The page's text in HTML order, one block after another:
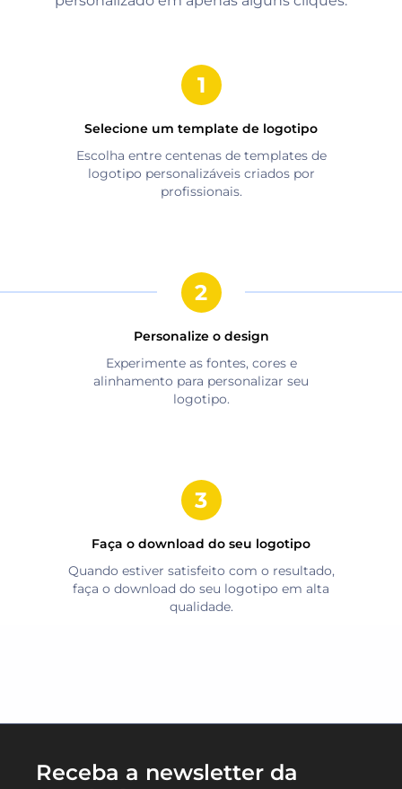
Selecione um template de logotipo
Escolha entre centenas de templates de
logotipo personalizáveis criados por
profissionais.
Personalize o design
Experimente as fontes, cores e
alinhamento para personalizar seu
logotipo.
Faça o download do seu logotipo
Quando estiver satisfeito com o resultado,
faça o download do seu logotipo em alta
qualidade.
Receba a newsletter da